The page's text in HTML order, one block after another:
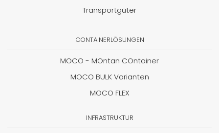
Transportgüter
CONTAINERLÖSUNGEN
MOCO - MOntan COntainer
MOCO BULK Varianten
MOCO FLEX
INFRASTRUKTUR